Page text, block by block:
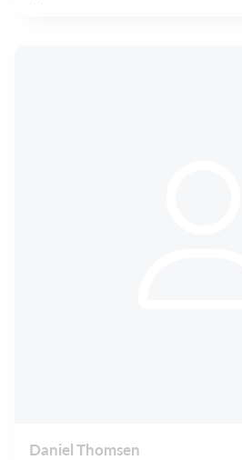
Daniel Thomsen